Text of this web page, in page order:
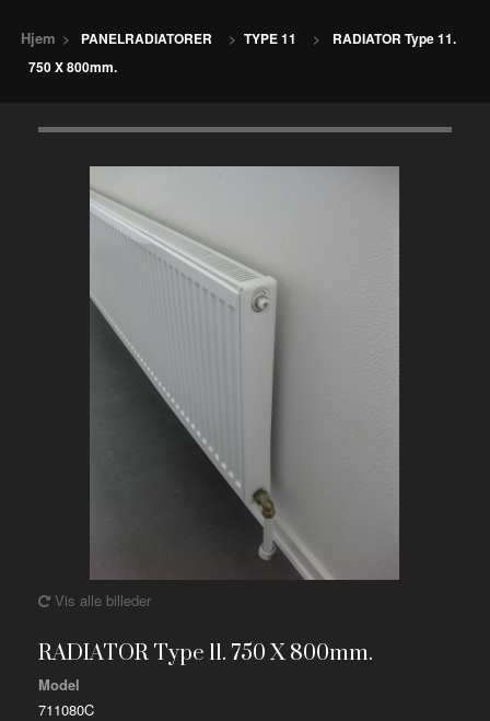
Hjem > PANELRADIATORER > TYPE 11 >
RADIATOR Type 11.
750 X 800mm.
Vis alle billeder
RADIATOR Type 11. 750 X 800mm.
Model
711080C